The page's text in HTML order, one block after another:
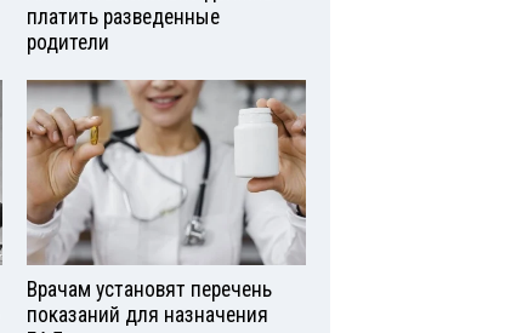
платить разведенные
родители
Врачам установят перечень
показаний для назначения